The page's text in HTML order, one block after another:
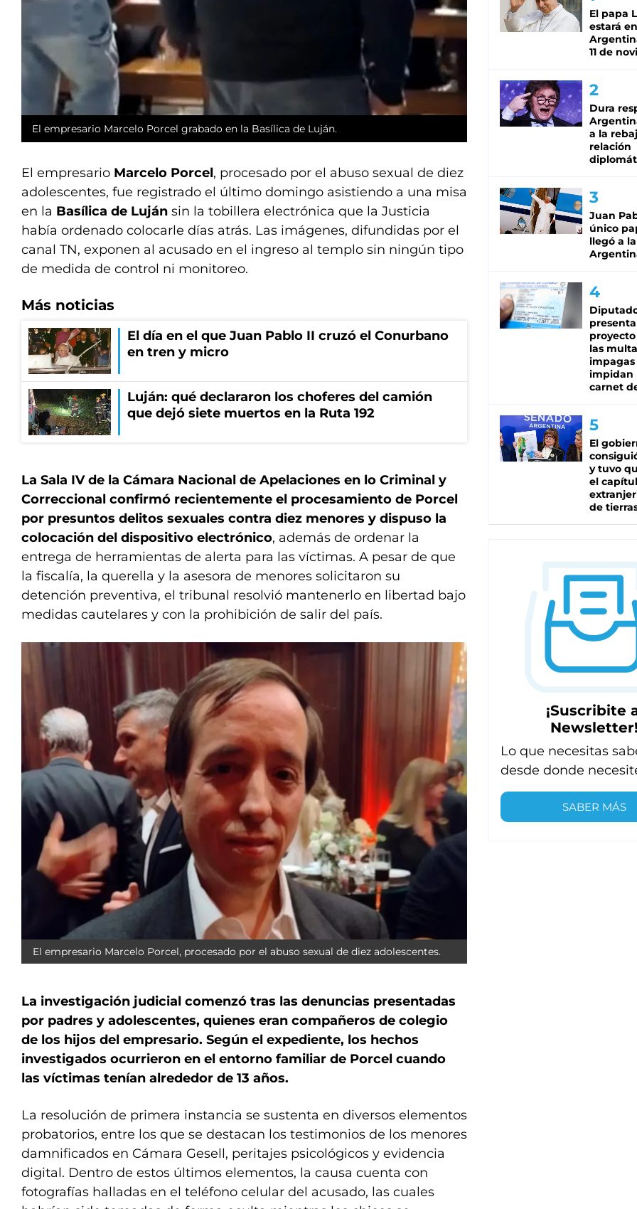
El empresario Marcelo Porcel grabado en la Basílica de Luján.
El empresario Marcelo Porcel, procesado por el abuso sexual de diez
adolescentes, fue registrado el último domingo asistiendo a una misa
en la Basílica de Luján sin la tobillera electrónica que la Justicia
había ordenado colocarle días atrás. Las imágenes, difundidas por el
canal TN, exponen al acusado en el ingreso al templo sin ningún tipo
de medida de control ni monitoreo.
Más noticias
El día en el que Juan Pablo II cruzó el Conurbano
en tren y micro
Luján: qué declararon los choferes del camión
que dejó siete muertos en la Ruta 192
La Sala IV de la Cámara Nacional de Apelaciones en lo Criminal y
Correccional confirmó recientemente el procesamiento de Porcel
por presuntos delitos sexuales contra diez menores y dispuso la
colocación del dispositivo electrónico, además de ordenar la
entrega de herramientas de alerta para las víctimas. A pesar de que
la fiscalía, la querella y la asesora de menores solicitaron su
detención preventiva, el tribunal resolvió mantenerlo en libertad bajo
medidas cautelares y con la prohibición de salir del país.
El empresario Marcelo Porcel, procesado por el abuso sexual de diez adolescentes.
La investigación judicial comenzó tras las denuncias presentadas
por padres y adolescentes, quienes eran compañeros de colegio
de los hijos del empresario. Según el expediente, los hechos
investigados ocurrieron en el entorno familiar de Porcel cuando
las víctimas tenían alrededor de 13 años.
La resolución de primera instancia se sustenta en diversos elementos
probatorios, entre los que se destacan los testimonios de los menores
damnificados en Cámara Gesell, peritajes psicológicos y evidencia
digital. Dentro de estos últimos elementos, la causa cuenta con
fotografías halladas en el teléfono celular del acusado, las cuales
El papa
estará
11 de
Dura
a la
relación
Juan
único
llegó a la
las
impagas
impidan
carnet
El
y tuvo
el
de
¡Suscribite
Newsletter!
Lo que necesitas
desde donde
SABER MÁS